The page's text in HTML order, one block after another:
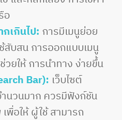
อ
เกินไป: การมีเมนูย่อย
สับสน การออกแบบเมนู
วยให้ การนำทาง ง่ายขึ้น
Bar): เว็บไซต์
นวนมาก ควรมีฟังก์ชัน
พื่อให้ ผู้ใช้ สามารถ